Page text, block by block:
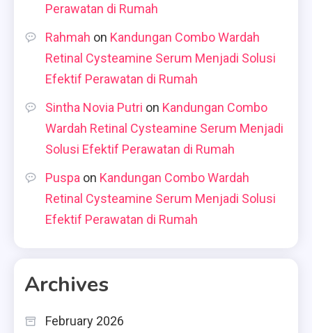
Perawatan di Rumah
Rahmah on Kandungan Combo Wardah
Retinal Cysteamine Serum Menjadi Solusi
Efektif Perawatan di Rumah
Sintha Novia Putri on Kandungan Combo
Wardah Retinal Cysteamine Serum Menjadi
Solusi Efektif Perawatan di Rumah
Puspa on Kandungan Combo Wardah
Retinal Cysteamine Serum Menjadi Solusi
Efektif Perawatan di Rumah
Archives
February 2026